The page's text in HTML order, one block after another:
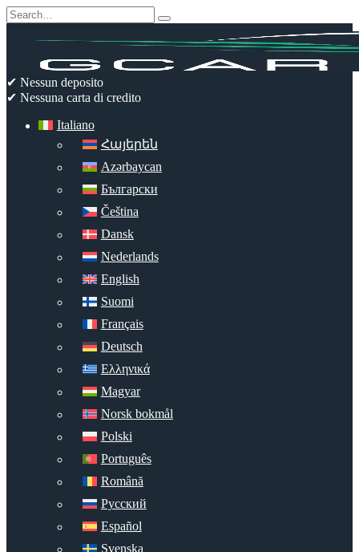
Skip
to
content
Search
for:
✔ Nessun deposito
✔ Nessuna carta di credito
Italiano
Հայերեն
Azərbaycan
Български
Čeština
Dansk
Nederlands
English
Suomi
Français
Deutsch
Ελληνικά
Magyar
Norsk bokmål
Polski
Português
Română
Русский
Español
Svenska